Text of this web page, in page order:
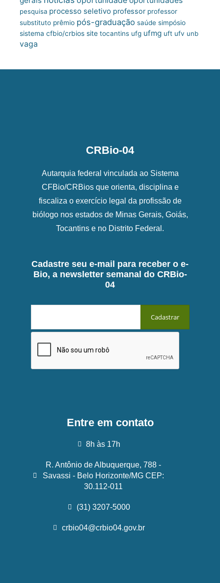
pesquisa processo seletivo professor professor
substituto prêmio pós-graduação saúde simpósio
sistema cfbio/crbios site tocantins ufg ufmg uft ufv unb
vaga
CRBio-04
Autarquia federal vinculada ao Sistema
CFBio/CRBios que orienta, disciplina e
fiscaliza o exercício legal da profissão de
biólogo nos estados de Minas Gerais, Goiás,
Tocantins e no Distrito Federal.
Cadastre seu e-mail para receber o e-
Bio, a newsletter semanal do CRBio-
04
Entre em contato
8h às 17h
R. Antônio de Albuquerque, 788 -
Savassi - Belo Horizonte/MG CEP:
30.112-011
(31) 3207-5000
crbio04@crbio04.gov.br